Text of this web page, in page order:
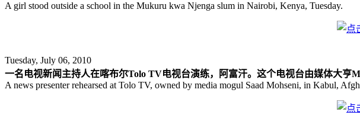
A girl stood outside a school in the Mukuru kwa Njenga slum in Nairobi, Kenya, Tuesday.
Tuesday, July 06, 2010
一名电视新闻主持人在喀布尔Tolo TV电视台演练，阿富汗。这个电视台由媒体大亨
A news presenter rehearsed at Tolo TV, owned by media mogul Saad Mohseni, in Kabul,